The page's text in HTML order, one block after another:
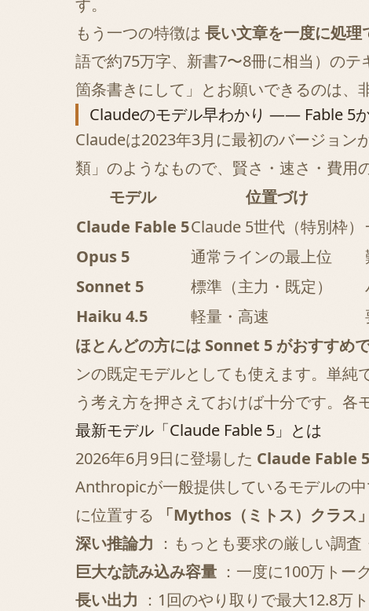
す。
もう一つの特徴は 長い文章を一度に処理
語で約75万字、新書7〜8冊に相当）の
箇条書きにして」とお願いできるのは、
Claudeのモデル早わかり ―― Fable 5
Claudeは2023年3月に最初のバージョン
類」のようなもので、賢さ・速さ・費用
モデル
位置づけ
Claude Fable 5Claude 5世代（特別枠）
Opus 5
通常ラインの最上位
Sonnet 5
標準（主力・既定）
Haiku 4.5
軽量・高速
ほとんどの方には Sonnet 5 がおすすめで
ンの既定モデルとしても使えます。単
う考え方を押さえておけば十分です。各
最新モデル「Claude Fable 5」とは
2026年6月9日に登場した Claude Fable 5
Anthropicが一般提供しているモデルの
に位置する
「Mythos（ミトス）クラス」
深い推論力 ：もっとも要求の厳しい調
巨大な読み込み容量 ：一度に100万トー
長い出力 ：1回のやり取りで最大12.8万